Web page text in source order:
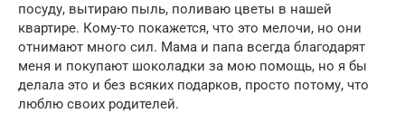
посуду, вытираю пыль, поливаю цветы в нашей
квартире. Кому-то покажется, что это мелочи, но они
отнимают много сил. Мама и папа всегда благодарят
меня и покупают шоколадки за мою помощь, но я бы
делала это и без всяких подарков, просто потому, что
люблю своих родителей.